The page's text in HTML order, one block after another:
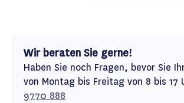
Wir beraten Sie gerne!
Haben Sie noch Fragen, bevor Sie
von Montag bis Freitag von 8 bis 17
9770 888